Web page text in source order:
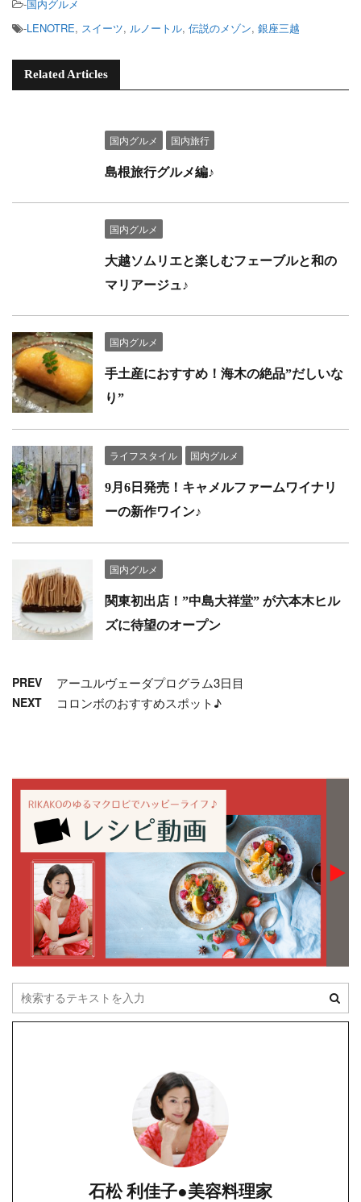
-国内グルメ
-LENOTRE, スイーツ, ルノートル, 伝説のメゾン, 銀座三越
Related Articles
国内グルメ 国内旅行
島根旅行グルメ編♪
国内グルメ
大越ソムリエと楽しむフェーブルと和の
マリアージュ♪
国内グルメ
手土産におすすめ！海木の絶品”だしいな
り”
ライフスタイル 国内グルメ
9月6日発売！キャメルファームワイナリ
ーの新作ワイン♪
国内グルメ
関東初出店！”中島大祥堂” が六本木ヒル
ズに待望のオープン
PREV アーユルヴェーダプログラム3日目
NEXT コロンボのおすすめスポット♪
石松 利佳子●美容料理家